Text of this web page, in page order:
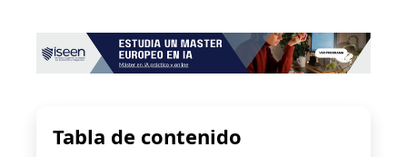
Tabla de contenido